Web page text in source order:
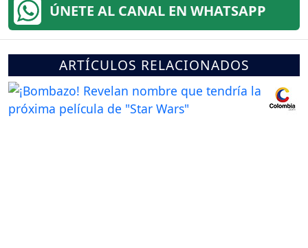
ÚNETE AL CANAL EN WHATSAPP
ARTÍCULOS RELACIONADOS